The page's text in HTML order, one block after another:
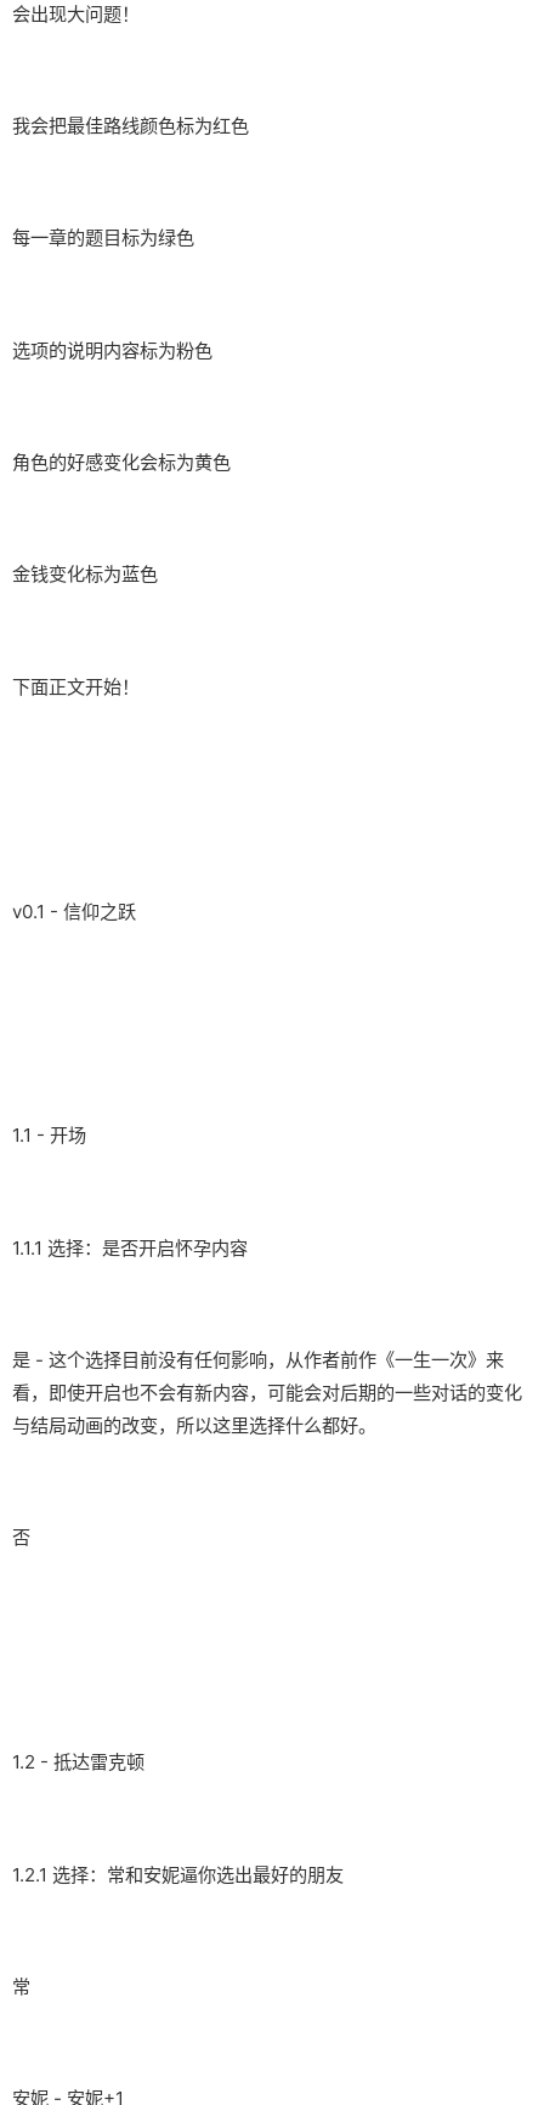
会出现大问题！
我会把最佳路线颜色标为红色
每一章的题目标为绿色
选项的说明内容标为粉色
角色的好感变化会标为黄色
金钱变化标为蓝色
下面正文开始！
v0.1 - 信仰之跃
1.1 - 开场
1.1.1 选择：是否开启怀孕内容
是 - 这个选择目前没有任何影响，从作者前作《一生一次》来
看，即使开启也不会有新内容，可能会对后期的一些对话的变化
与结局动画的改变，所以这里选择什么都好。
否
1.2 - 抵达雷克顿
1.2.1 选择：常和安妮逼你选出最好的朋友
常
安妮 - 安妮+1